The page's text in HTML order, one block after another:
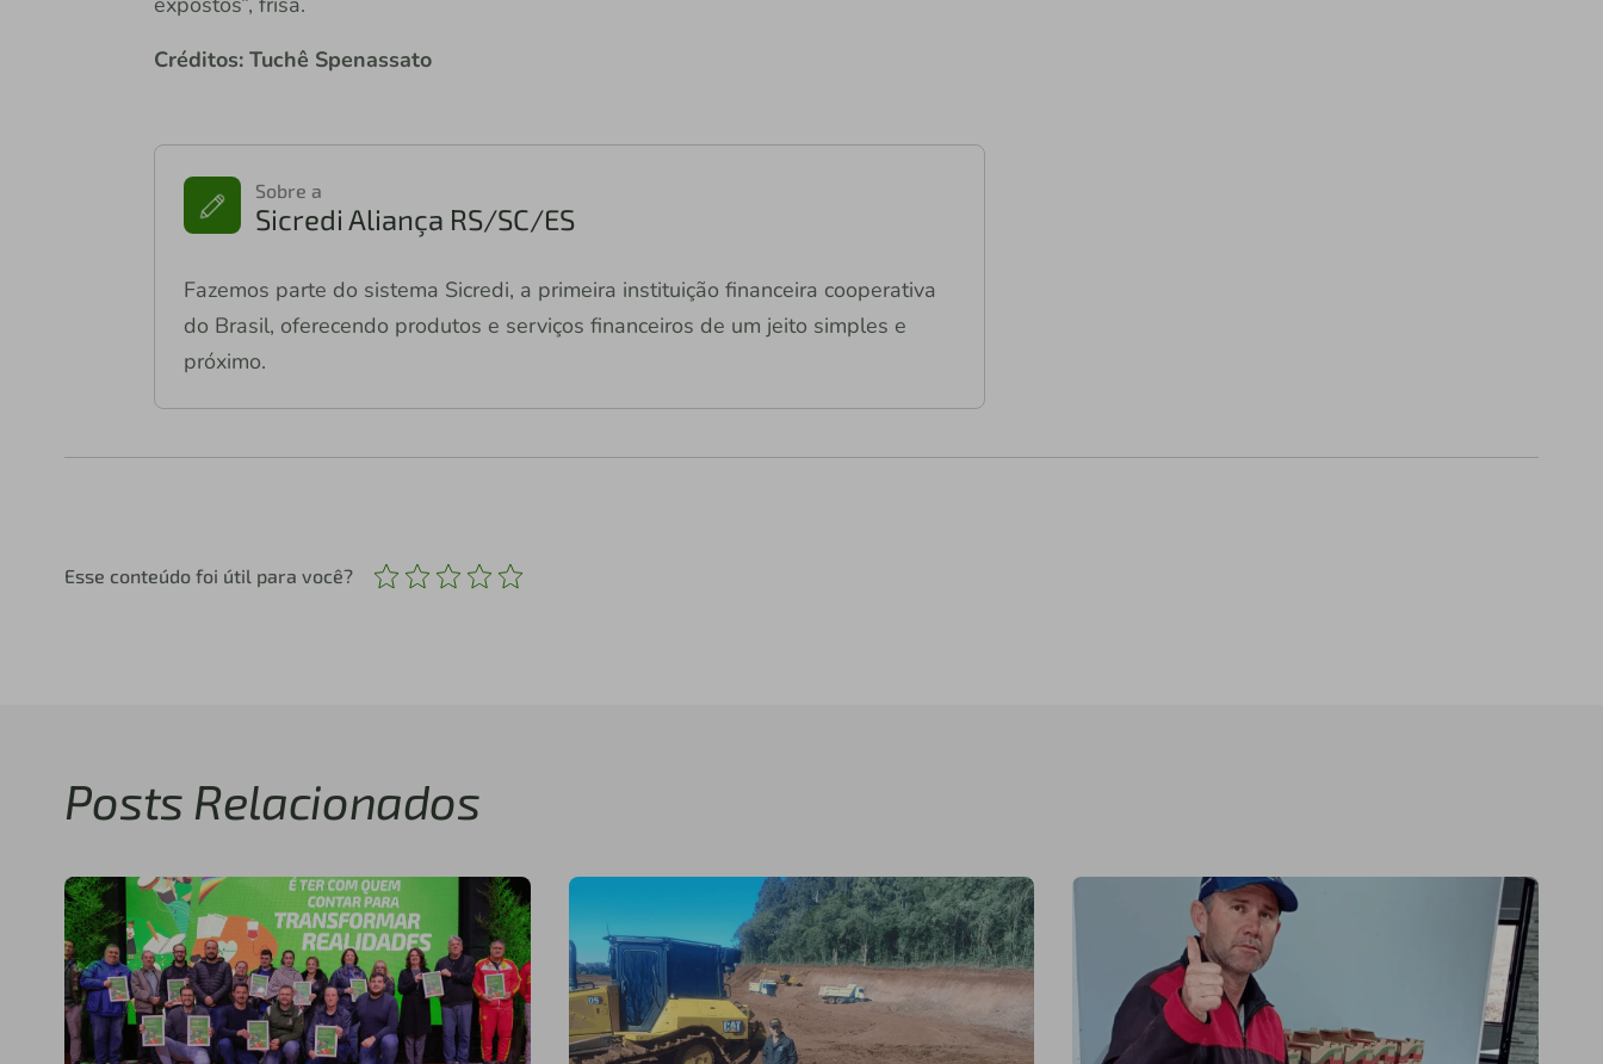
Créditos: Tuchê Spenassato
Sobre a
Sicredi Aliança RS/SC/ES
Fazemos parte do sistema Sicredi, a primeira instituição financeira cooperativa
do Brasil, oferecendo produtos e serviços financeiros de um jeito simples e
próximo.
Esse conteúdo foi útil para você?
Posts Relacionados